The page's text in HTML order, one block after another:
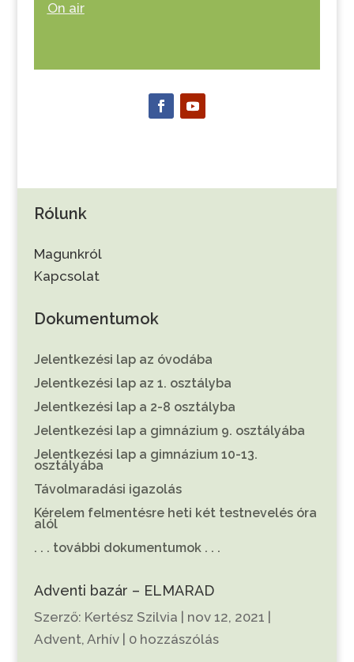
On air
Rólunk
Magunkról
Kapcsolat
Dokumentumok
Jelentkezési lap az óvodába
Jelentkezési lap az 1. osztályba
Jelentkezési lap a 2-8 osztályba
Jelentkezési lap a gimnázium 9. osztályába
Jelentkezési lap a gimnázium 10-13.
osztályába
Távolmaradási igazolás
Kérelem felmentésre heti két testnevelés óra
alól
. . . további dokumentumok . . .
Adventi bazár – ELMARAD
Szerző: Kertész Szilvia | nov 12, 2021 |
Advent, Arhív| 0 hozzászólás